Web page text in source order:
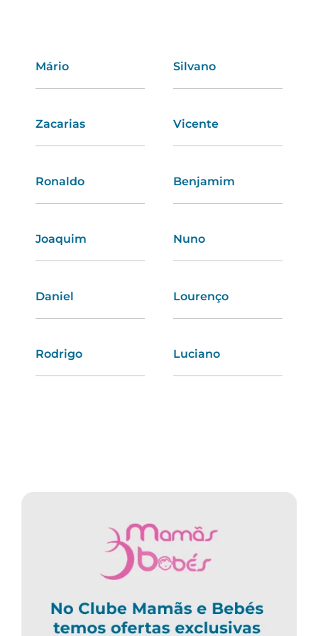
Mário Silvano
Zacarias Vicente
Ronaldo Benjamim
Joaquim Nuno
Daniel Lourenço
Rodrigo Luciano
Telma Ofélia
Dulce Fabíola
Marina Olinda
Vera Dores
Amanda Rute
Esmeralda Ágata